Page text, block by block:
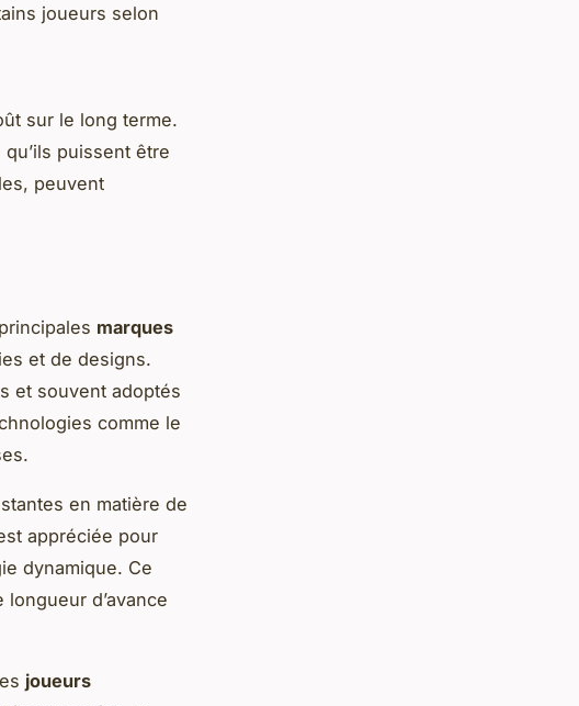
joueurs selon
sur le long terme.
puissent être
peuvent
marques
et de designs.
et souvent adoptés
comme le
en matière de
appréciée pour
dynamique. Ce
d’avance
joueurs